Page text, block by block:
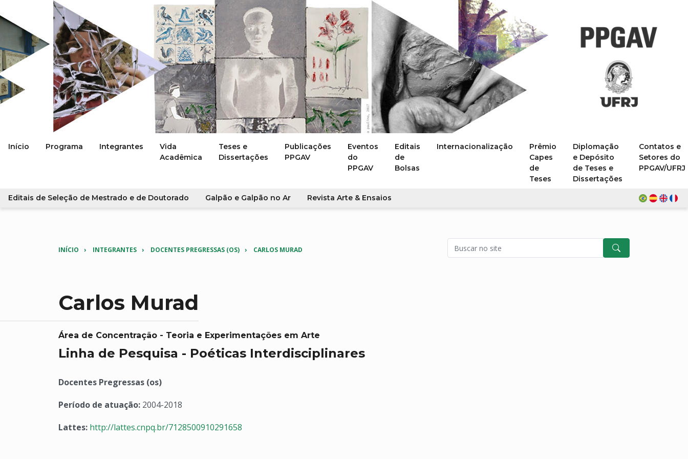
Início Programa Integrantes
Vida
Acadêmica
Teses e
Dissertações
Publicações
PPGAV
Eventos
do
PPGAV
Editais
de
Bolsas
Internacionalização
Prêmio
Capes
de
Teses
Diplomação
e Depósito
de Teses e
Dissertações
Contatos e
Setores do
PPGAV/UFRJ
Editais de Seleção de Mestrado e de Doutorado Galpão e Galpão no Ar Revista Arte & Ensaios
INÍCIO INTEGRANTES DOCENTES PREGRESSAS (OS) CARLOS MURAD
Carlos Murad
Área de Concentração - Teoria e Experimentações em Arte
Linha de Pesquisa - Poéticas Interdisciplinares
Docentes Pregressas (os)
Período de atuação: 2004-2018
Lattes: http://lattes.cnpq.br/7128500910291658